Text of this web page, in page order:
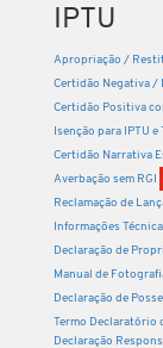
IPTU
Apropriação /
Certidão Negativa /
Certidão Positiva
Isenção para IPTU e
Certidão Narrativa
Averbação sem RGI
Reclamação de
Informações
Declaração de
Manual de
Declaração de
Termo Declaratório
Declaração